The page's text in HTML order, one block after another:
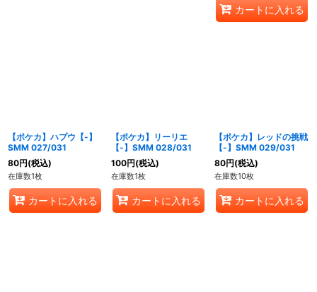
カートに入れる
【ポケカ】ハプウ【-】
SMM 027/031
80円(税込)
在庫数1枚
カートに入れる
【ポケカ】リーリエ
【-】SMM 028/031
100円(税込)
在庫数1枚
カートに入れる
【ポケカ】レッドの挑戦
【-】SMM 029/031
80円(税込)
在庫数10枚
カートに入れる